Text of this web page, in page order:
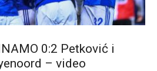
0:2 Petković i
– video